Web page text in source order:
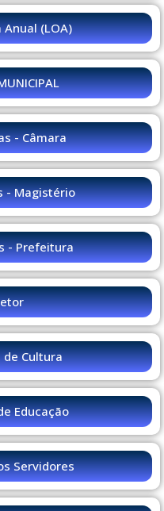
(LOA)
- Câmara
- Magistério
- Prefeitura
Cultura
Educação
Servidores